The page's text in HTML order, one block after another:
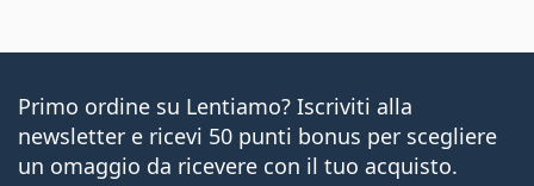
Primo ordine su Lentiamo? Iscriviti alla
newsletter e ricevi 50 punti bonus per scegliere
un omaggio da ricevere con il tuo acquisto.